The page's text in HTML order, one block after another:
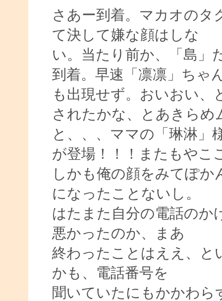
さあー到着。マカオのタ
て決して嫌な顔はしな
い。当たり前か、「島」
到着。早速「凛凛」ちゃ
も出現せず。おいおい、
されたかな、とあきら
と、、、ママの「琳淋」
が登場！！！またもやこ
しかも俺の顔をみてぽ
になったことないし。
はたまた自分の電話のか
悪かったのか、まあ
終わったことはええ、と
かも、電話番号を
聞いていたにもかかわら